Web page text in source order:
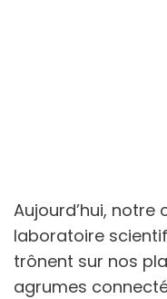
Aujourd’hui,
laboratoire
trônent sur nos
agrumes